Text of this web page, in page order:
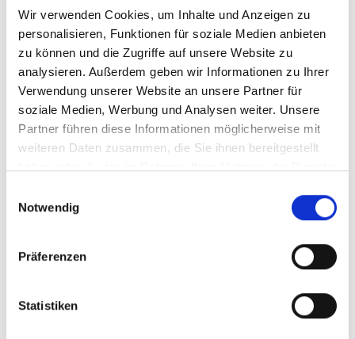
Wir verwenden Cookies, um Inhalte und Anzeigen zu
personalisieren, Funktionen für soziale Medien anbieten
zu können und die Zugriffe auf unsere Website zu
analysieren. Außerdem geben wir Informationen zu Ihrer
Verwendung unserer Website an unsere Partner für
soziale Medien, Werbung und Analysen weiter. Unsere
Partner führen diese Informationen möglicherweise mit
weiteren Daten zusammen, die Sie ihnen bereitgestellt
Notwendig
Präferenzen
Statistiken
Lerne Deine Trainer*innen kennen
Maya Biersack
Maya liebt es, Teams zu begleiten, dabei die Freude an
selbstorganisierter Zusammenarbeit zu wecken und auf
dem Weg ungeahnte Schätze zu entdecken. Sie ist
überzeugt, dass ein sinnstiftender Zweck, klare
Zusammenarbeit sind. Das Potential, das in der Klärung
begleitet sie als Mediatorin gern sowohl bilaterale als